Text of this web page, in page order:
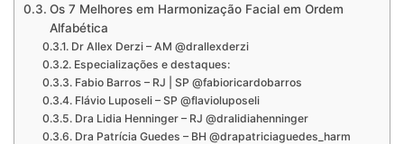
Os 7 Melhores em Harmonização Facial em Ordem
Alfabética
Dr Allex Derzi – AM @drallexderzi
Especializações e destaques:
Fabio Barros – RJ | SP @fabioricardobarros
Flávio Luposeli – SP @flavioluposeli
Dra Lidia Henninger – RJ @dralidiahenninger
Dra Patrícia Guedes – BH @drapatriciaguedes_harm